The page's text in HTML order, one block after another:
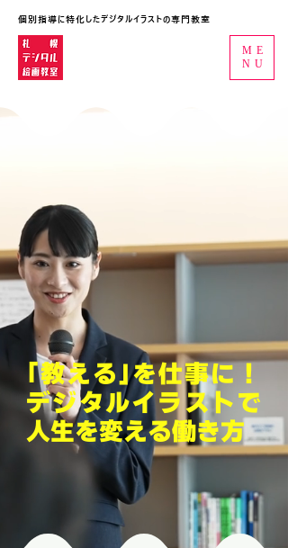
ME
NU
個別指導に特化したデジタルイラストの専門教室
「教える」を仕事に！
デジタルイラストで
人生を変える働き方